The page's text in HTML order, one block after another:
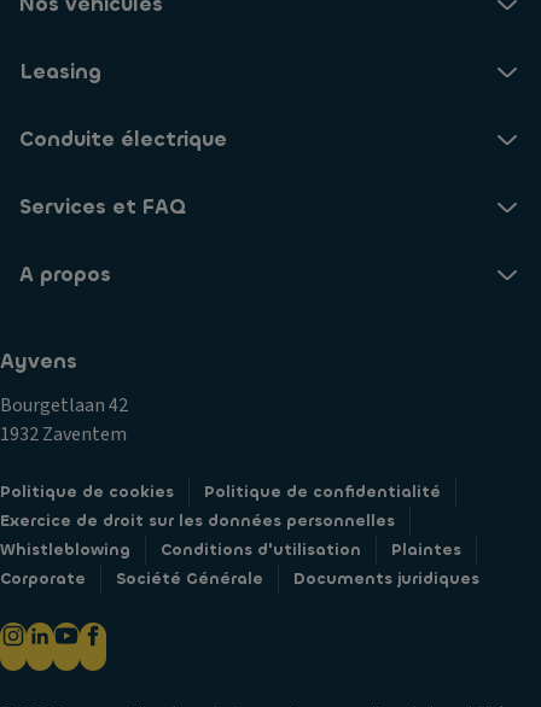
Leasing
Conduite électrique
Services et FAQ
A propos
Ayvens
Bourgetlaan 42
1932 Zaventem
Politique de cookies
Politique de confidentialité
Exercice de droit sur les données personnelles
Whistleblowing
Conditions d'utilisation
Plaintes
Corporate
Société Générale Documents juridiques